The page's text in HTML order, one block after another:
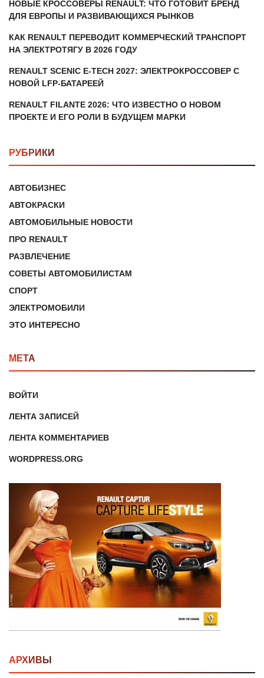
НОВЫЕ КРОССОВЕРЫ RENAULT: ЧТО ГОТОВИТ БРЕНД
ДЛЯ ЕВРОПЫ И РАЗВИВАЮЩИХСЯ РЫНКОВ
КАК RENAULT ПЕРЕВОДИТ КОММЕРЧЕСКИЙ ТРАНСПОРТ
НА ЭЛЕКТРОТЯГУ В 2026 ГОДУ
RENAULT SCENIC E-TECH 2027: ЭЛЕКТРОКРОССОВЕР С
НОВОЙ LFP-БАТАРЕЕЙ
RENAULT FILANTE 2026: ЧТО ИЗВЕСТНО О НОВОМ
ПРОЕКТЕ И ЕГО РОЛИ В БУДУЩЕМ МАРКИ
РУБРИКИ
АВТОБИЗНЕС
АВТОКРАСКИ
АВТОМОБИЛЬНЫЕ НОВОСТИ
ПРО RENAULT
РАЗВЛЕЧЕНИЕ
СОВЕТЫ АВТОМОБИЛИСТАМ
СПОРТ
ЭЛЕКТРОМОБИЛИ
ЭТО ИНТЕРЕСНО
МЕТА
ВОЙТИ
ЛЕНТА ЗАПИСЕЙ
ЛЕНТА КОММЕНТАРИЕВ
WORDPRESS.ORG
АРХИВЫ